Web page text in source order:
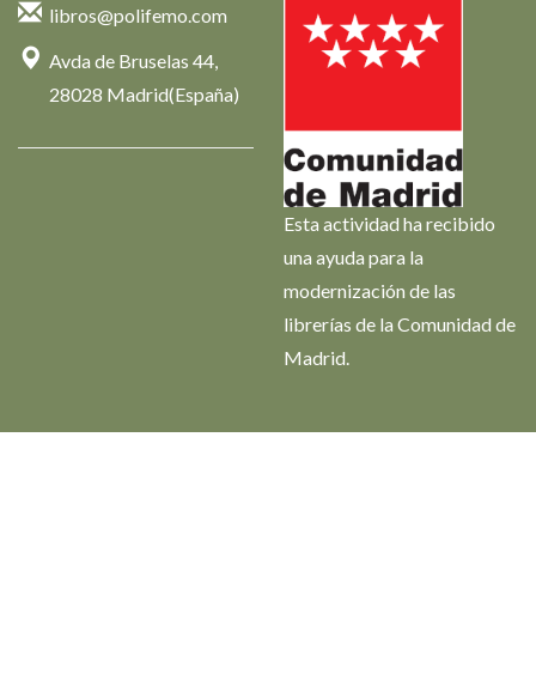
libros@polifemo.com
Avda de Bruselas 44,
28028 Madrid(España)
Esta actividad ha recibido
una ayuda para la
modernización de las
librerías de la Comunidad de
Madrid.